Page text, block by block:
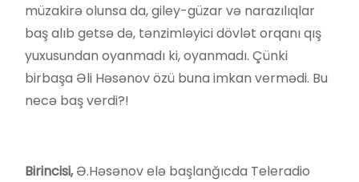
müzakirə olunsa da, giley-güzar və narazılıqlar
baş alıb getsə də, tənzimləyici dövlət orqanı qış
yuxusundan oyanmadı ki, oyanmadı. Çünki
birbaşa Əli Həsənov özü buna imkan vermədi. Bu
necə baş verdi?!
Birincisi,Ə.Həsənov elə başlanğıcda Teleradio